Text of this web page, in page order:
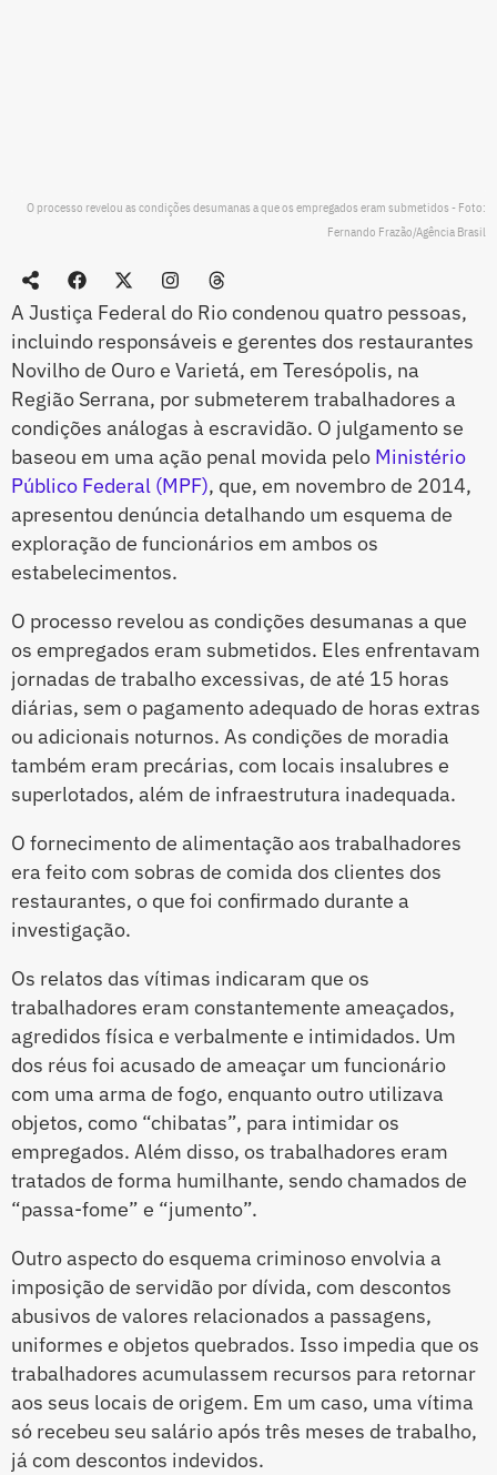
O processo revelou as condições desumanas a que os empregados eram submetidos - Foto:
Fernando Frazão/Agência Brasil
A Justiça Federal do Rio condenou quatro pessoas,
incluindo responsáveis e gerentes dos restaurantes
Novilho de Ouro e Varietá, em Teresópolis, na
Região Serrana, por submeterem trabalhadores a
condições análogas à escravidão. O julgamento se
baseou em uma ação penal movida pelo Ministério
Público Federal (MPF), que, em novembro de 2014,
apresentou denúncia detalhando um esquema de
exploração de funcionários em ambos os
estabelecimentos.
O processo revelou as condições desumanas a que
os empregados eram submetidos. Eles enfrentavam
jornadas de trabalho excessivas, de até 15 horas
diárias, sem o pagamento adequado de horas extras
ou adicionais noturnos. As condições de moradia
também eram precárias, com locais insalubres e
superlotados, além de infraestrutura inadequada.
O fornecimento de alimentação aos trabalhadores
era feito com sobras de comida dos clientes dos
restaurantes, o que foi confirmado durante a
investigação.
Os relatos das vítimas indicaram que os
trabalhadores eram constantemente ameaçados,
agredidos física e verbalmente e intimidados. Um
dos réus foi acusado de ameaçar um funcionário
com uma arma de fogo, enquanto outro utilizava
objetos, como “chibatas”, para intimidar os
empregados. Além disso, os trabalhadores eram
tratados de forma humilhante, sendo chamados de
“passa-fome” e “jumento”.
Outro aspecto do esquema criminoso envolvia a
imposição de servidão por dívida, com descontos
abusivos de valores relacionados a passagens,
uniformes e objetos quebrados. Isso impedia que os
trabalhadores acumulassem recursos para retornar
aos seus locais de origem. Em um caso, uma vítima
só recebeu seu salário após três meses de trabalho,
já com descontos indevidos.